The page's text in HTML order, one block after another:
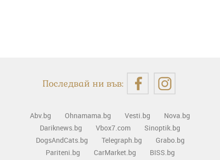
Последвай ни във:
Abv.bg Ohnamama.bg Vesti.bg
Nova.bg
Dariknews.bg
Vbox7.com
Sinoptik.bg
DogsAndCats.bg
Telegraph.bg
Grabo.bg
Pariteni.bg
CarMarket.bg BISS.bg